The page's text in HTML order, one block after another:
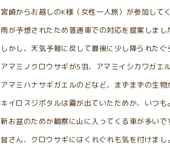
宮崎からお越しのK様（女性一人旅）が参加して
雨が予想されたため普通車での対応を提案しま
しかし、天気予報に反して最後に少し降られた
アマミノクロウサギが5羽、アマミイシカワガエ
アマミハナサギガエルのどなど、まずまずの生
キイロスジボタルは霧が出ていたためか、いつ
新お盆のためか観察に山に入ってくる車が多いで
皆さん、クロウサギにはくれぐれも気を付けまし